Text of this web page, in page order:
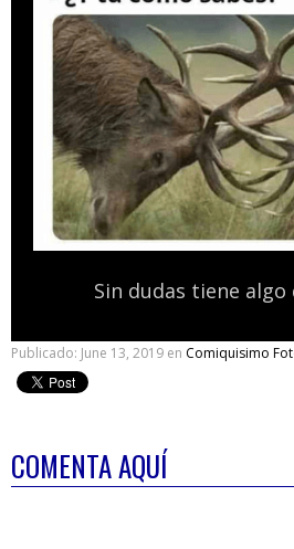
Sin dudas tiene
Publicado: June 13, 2019 en Comiquisimo
COMENTA AQUÍ